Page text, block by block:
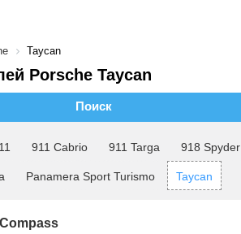
Taycan
Porsche Taycan
Поиск
911 Cabrio 911 Targa 918 Spyder
Panamera Sport Turismo Taycan